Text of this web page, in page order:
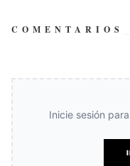
COMENTARIOS
Inicie sesión